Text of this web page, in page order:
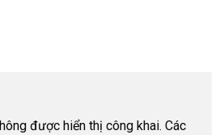
được hiển thị công khai. Các